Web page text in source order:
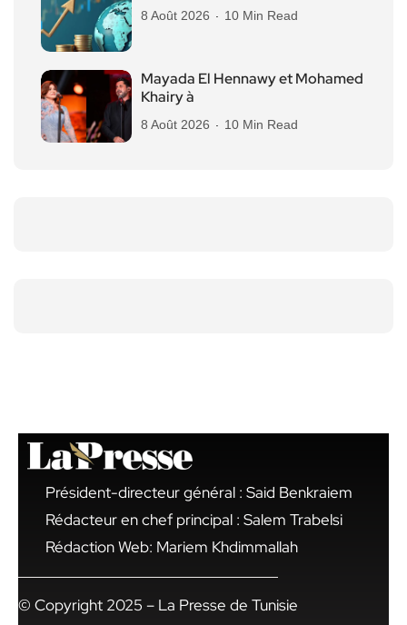
8 Août 2026 10 Min Read
Mayada El Hennawy et Mohamed
Khairy à
8 Août 2026 10 Min Read
Président-directeur général : Said Benkraiem
Rédacteur en chef principal : Salem Trabelsi
Rédaction Web: Mariem Khdimmallah
© Copyright 2025 – La Presse de Tunisie